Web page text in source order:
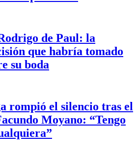
de Paul: la
que habría tomado
su boda
rompió el silencio tras el
Moyano: “Tengo